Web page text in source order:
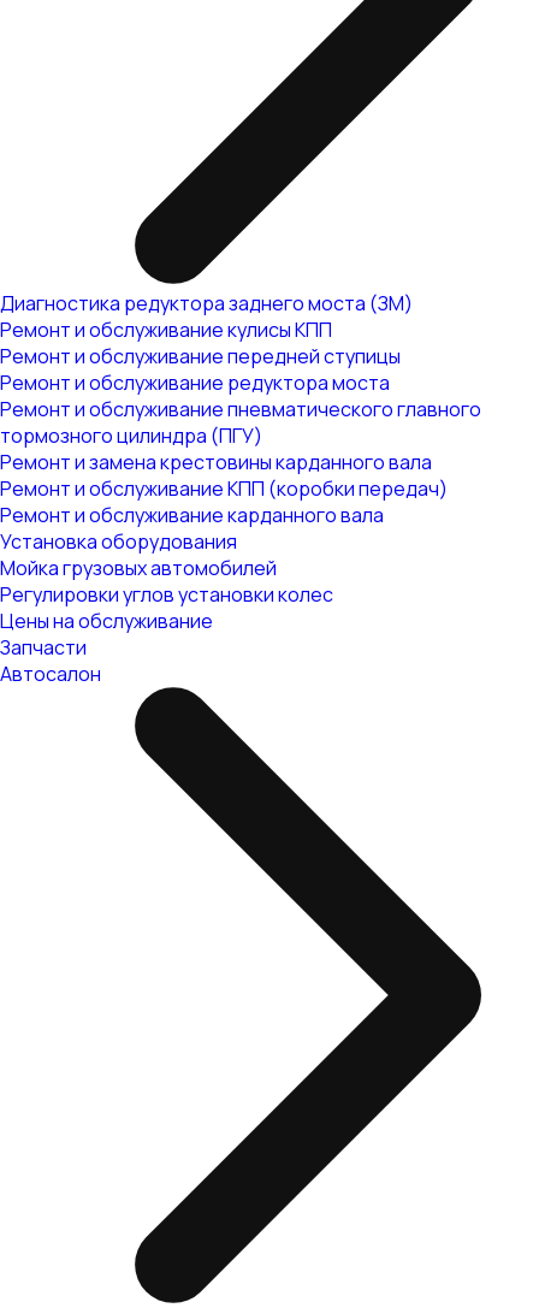
Диагностика редуктора заднего моста (ЗМ)
Ремонт и обслуживание кулисы КПП
Ремонт и обслуживание передней ступицы
Ремонт и обслуживание редуктора моста
Ремонт и обслуживание пневматического главного
тормозного цилиндра (ПГУ)
Ремонт и замена крестовины карданного вала
Ремонт и обслуживание КПП (коробки передач)
Ремонт и обслуживание карданного вала
Установка оборудования
Мойка грузовых автомобилей
Регулировки углов установки колес
Цены на обслуживание
Запчасти
Автосалон